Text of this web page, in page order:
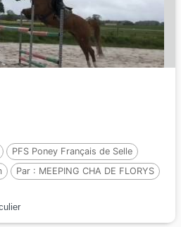
PFS Poney Français de Selle
Par : MEEPING CHA DE FLORYS